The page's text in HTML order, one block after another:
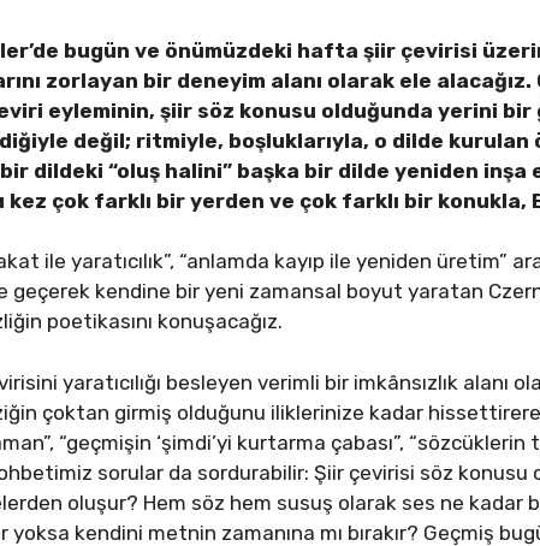
bugün ve önümüzdeki hafta şiir çevirisi
zorlayan bir deneyim alanı olarak ele
eyleminin, şiir söz konusu olduğunda yerini bir
değil; ritmiyle, boşluklarıyla, o dilde
dildeki “oluş halini” başka bir dilde yeniden inşa
kez çok farklı bir yerden ve çok farklı bir konukla,
ile yaratıcılık”, “anlamda kayıp ile yeniden üretim”
geçerek kendine bir yeni zamansal boyut yaratan
poetikasını konuşacağız.
yaratıcılığı besleyen verimli bir imkânsızlık alanı
çoktan girmiş olduğunu iliklerinize kadar
“geçmişin ‘şimdi’yi kurtarma çabası”, “sözcüklerin
sorular da sordurabilir: Şiir çevirisi söz konusu
oluşur? Hem söz hem susuş olarak ses ne
yoksa kendini metnin zamanına mı bırakır? Geçmiş